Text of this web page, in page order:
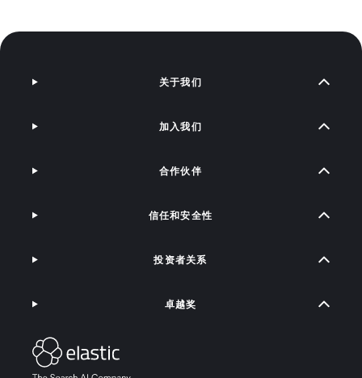
关于我们
加入我们
合作伙伴
信任和安全性
投资者关系
卓越奖